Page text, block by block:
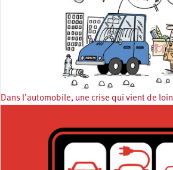
Dans l’automobile, une crise qui vient de loin